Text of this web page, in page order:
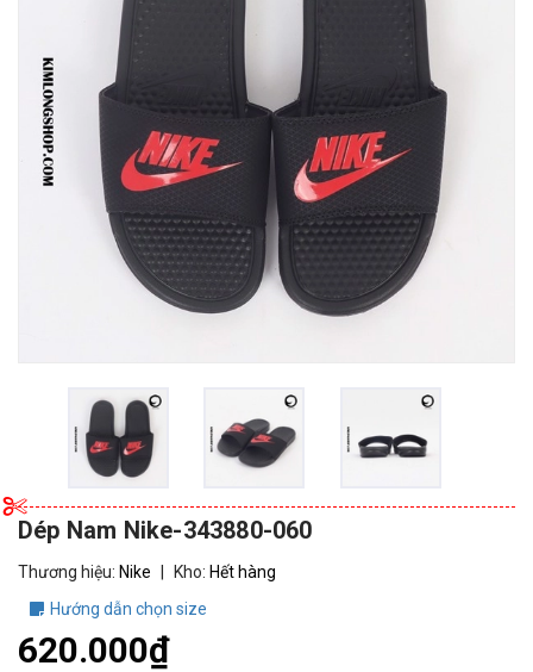
Dép Nam Nike-343880-060
Thương hiệu: Nike Kho: Hết hàng
Hướng dẫn chọn size
620.000₫